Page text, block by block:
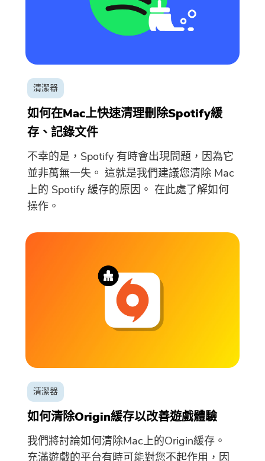
清潔器
如何在Mac上快速清理刪除Spotify緩
存、記錄文件
不幸的是，Spotify 有時會出現問題，因為它
並非萬無一失。 這就是我們建議您清除 Mac
上的 Spotify 緩存的原因。 在此處了解如何
操作。
清潔器
如何清除Origin緩存以改善遊戲體驗
我們將討論如何清除Mac上的Origin緩存。
充滿遊戲的平台有時可能對您不起作用，因